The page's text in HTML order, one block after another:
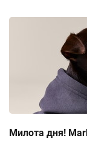
Милота дня!